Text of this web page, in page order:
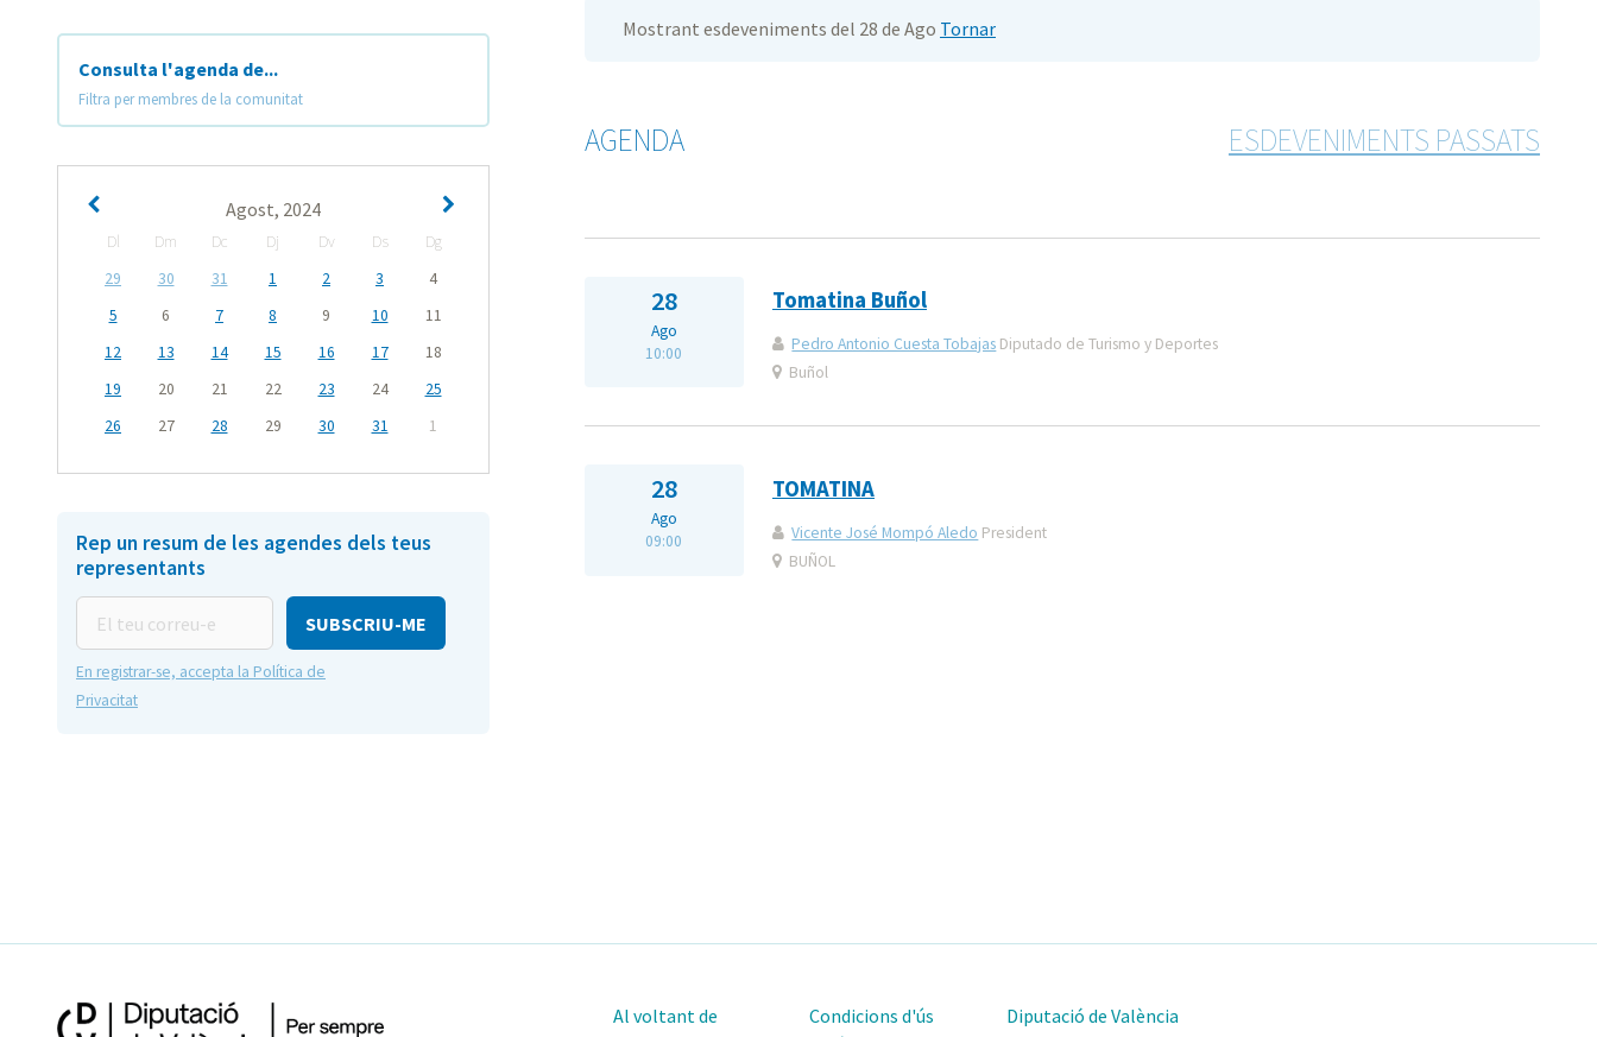
Consulta l'agenda de...
Filtra per membres de la comunitat
Agost, 2024
Dl Dm Dc Dj Dv Ds
Dg
29
30 31 1 2 3
4
5
6 7 8 9 10
11
12
13 14 15 16 17
18
19
20 21 22 23 24
25
26
27 28 29 30 31 1
Rep un resum de les agendes dels teus
representants
teu
correu-
e
En registrar-se, accepta la Política de
Privacitat
Mostrant esdeveniments del 28 de Ago Tornar
AGENDA ESDEVENIMENTS PASSATS
28
Ago
10:00
Tomatina Buñol
Pedro Antonio Cuesta Tobajas Diputado de Turismo y Deportes
Buñol
28
Ago
09:00
TOMATINA
Vicente José Mompó Aledo President
BUÑOL
Al voltant de
Condicions d'ús
Diputació de València